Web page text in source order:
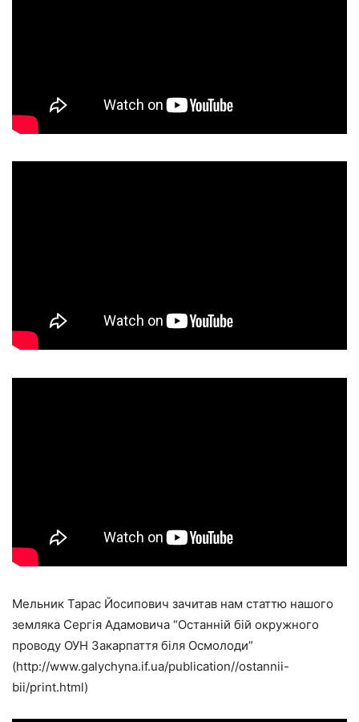
Мельник Тарас Йосипович зачитав нам статтю нашого
земляка Сергія Адамовича “Останній бій окружного
проводу ОУН Закарпаття біля Осмолоди”
(http://www.galychyna.if.ua/publication//ostannii-
bii/print.html)